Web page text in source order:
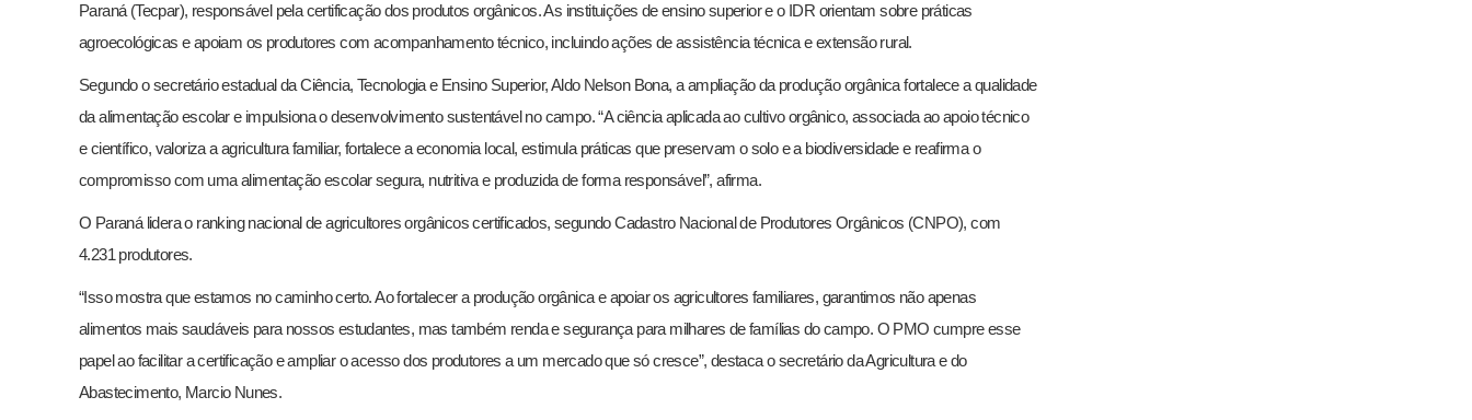
Paraná (Tecpar), responsável pela certificação dos produtos orgânicos. As instituições de ensino superior e o IDR orientam sobre práticas
agroecológicas e apoiam os produtores com acompanhamento técnico, incluindo ações de assistência técnica e extensão rural.
Segundo o secretário estadual da Ciência, Tecnologia e Ensino Superior, Aldo Nelson Bona, a ampliação da produção orgânica fortalece a qualidade
da alimentação escolar e impulsiona o desenvolvimento sustentável no campo. “A ciência aplicada ao cultivo orgânico, associada ao apoio técnico
e científico, valoriza a agricultura familiar, fortalece a economia local, estimula práticas que preservam o solo e a biodiversidade e reafirma o
compromisso com uma alimentação escolar segura, nutritiva e produzida de forma responsável”, afirma.
O Paraná lidera o ranking nacional de agricultores orgânicos certificados, segundo Cadastro Nacional de Produtores Orgânicos (CNPO), com
4.231 produtores.
“Isso mostra que estamos no caminho certo. Ao fortalecer a produção orgânica e apoiar os agricultores familiares, garantimos não apenas
alimentos mais saudáveis para nossos estudantes, mas também renda e segurança para milhares de famílias do campo. O PMO cumpre esse
papel ao facilitar a certificação e ampliar o acesso dos produtores a um mercado que só cresce”, destaca o secretário da Agricultura e do
Abastecimento, Marcio Nunes.